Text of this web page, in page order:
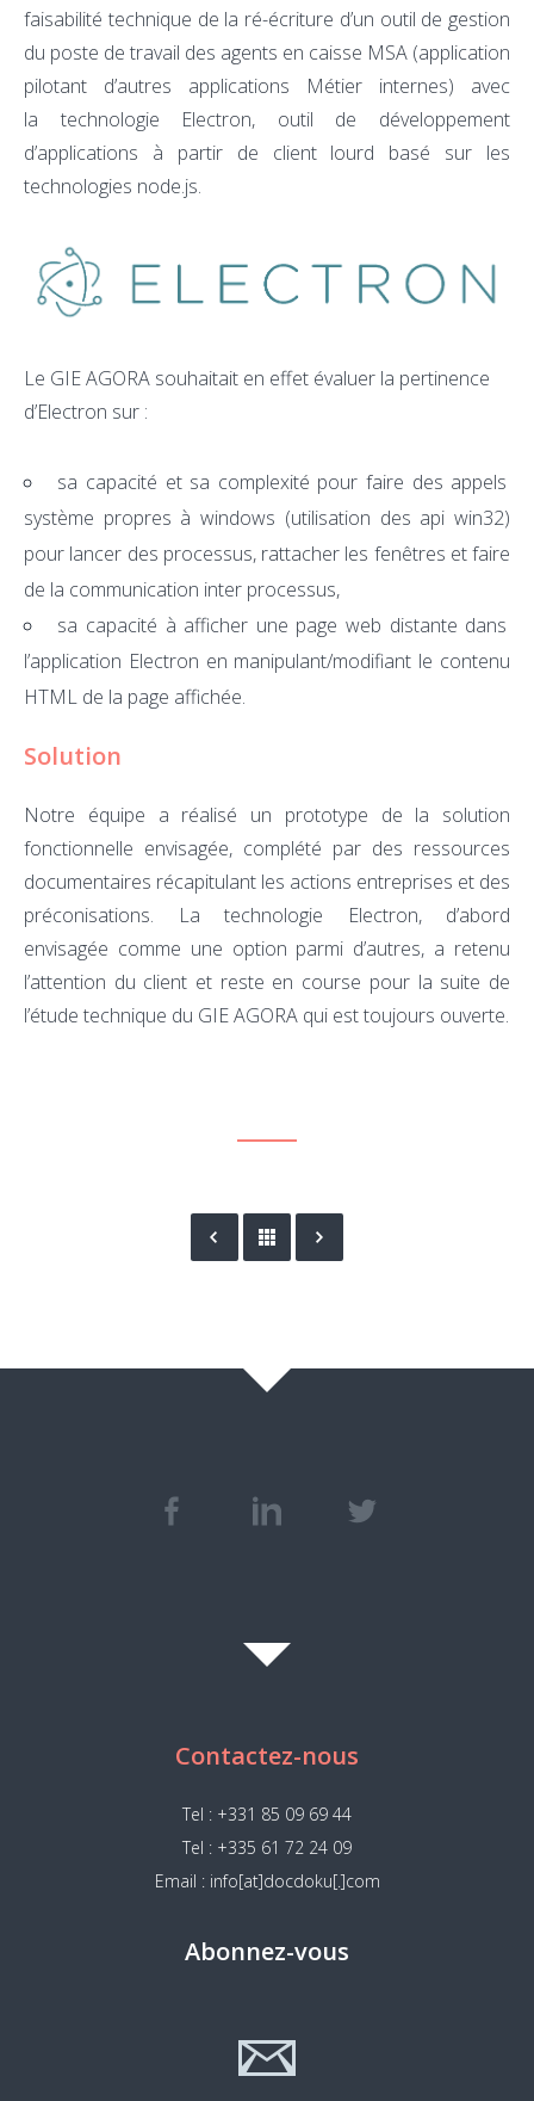
faisabilité technique de la ré-écriture d’un outil de gestion
du poste de travail des agents en caisse MSA (application
pilotant d’autres applications Métier internes) avec
la technologie Electron, outil de développement
d’applications à partir de client lourd basé sur les
technologies node.js.
Le GIE AGORA souhaitait en effet évaluer la pertinence
d’Electron sur :
sa capacité et sa complexité pour faire des appels
système propres à windows (utilisation des api win32)
pour lancer des processus, rattacher les fenêtres et faire
de la communication inter processus,
sa capacité à afficher une page web distante dans
l’application Electron en manipulant/modifiant le contenu
HTML de la page affichée.
Solution
Notre équipe a réalisé un prototype de la solution
fonctionnelle envisagée, complété par des ressources
documentaires récapitulant les actions entreprises et des
préconisations. La technologie Electron, d’abord
envisagée comme une option parmi d’autres, a retenu
l’attention du client et reste en course pour la suite de
l’étude technique du GIE AGORA qui est toujours ouverte.
Contactez-nous
Tel : +331 85 09 69 44
Tel : +335 61 72 24 09
Email : info[at]docdoku[.]com
Abonnez-vous